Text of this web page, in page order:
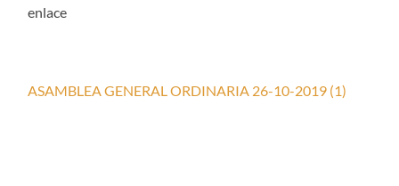
enlace
ASAMBLEA GENERAL ORDINARIA 26-10-2019 (1)